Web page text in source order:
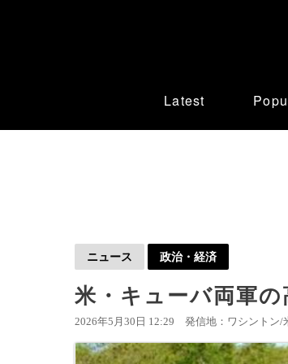
Latest
ニュース 政治・経済
米・キューバ両軍
2026年5月30日 12:29 発信地：ワシントン/